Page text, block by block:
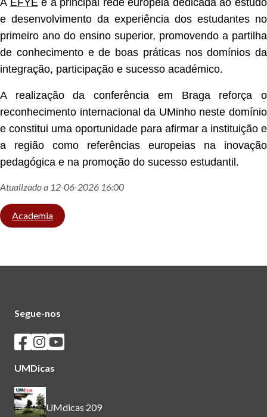
A EFYEé a principal rede europeia dedicada ao estudo
e desenvolvimento da experiência dos estudantes no
primeiro ano do ensino superior, promovendo a partilha
de conhecimento e de boas práticas nos domínios da
integração, participação e sucesso académico.
A realização da conferência em Braga reforça o
reconhecimento internacional da UMinho neste domínio
e constitui uma oportunidade para afirmar a instituição e
a região como referências europeias na inovação
pedagógica e na promoção do sucesso estudantil.
Atualizado a 12-06-2026 16:00
Academia
Segue-nos
Seguir os SASUM no Facebook
Seguir os SASUM no Instagram
Seguir os SASUM no Youtube
UMDicas
UMdicas 209